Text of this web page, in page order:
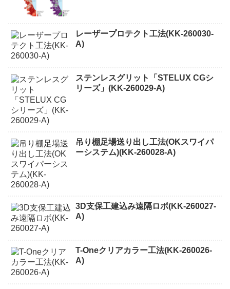
レーザープロテクト⼯法(KK-260030-
A)
ステンレスグリット「STELUX CGシ
リーズ」(KK-260029-A)
吊り棚足場送り出し工法(OKスワイパ
ーシステム)(KK-260028-A)
3D支保工建込み遠隔ロボ(KK-260027-
A)
T-Oneクリアカラー工法(KK-260026-
A)